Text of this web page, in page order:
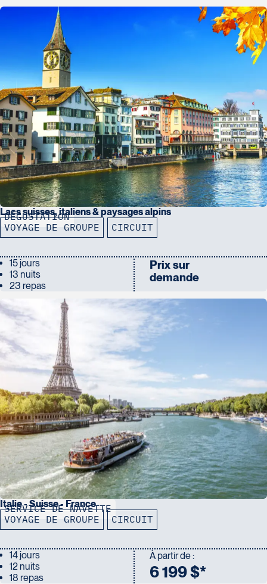
DÉGUSTATION
Lacs suisses, italiens & paysages alpins
VOYAGE DE GROUPE CIRCUIT
15 jours
13 nuits
23 repas
Prix sur
demande
SERVICE DE NAVETTE
Italie - Suisse - France
VOYAGE DE GROUPE CIRCUIT
14 jours
12 nuits
18 repas
À partir de :
6 199 $*